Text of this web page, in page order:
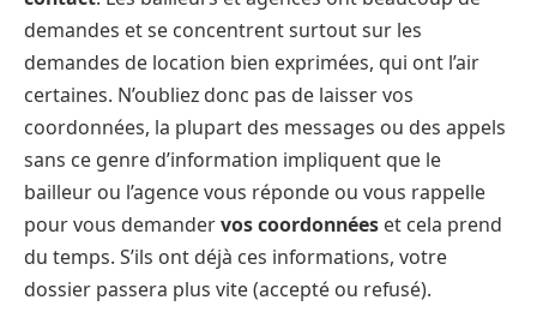
demandes et se concentrent surtout sur les
demandes de location bien exprimées, qui ont l’air
certaines. N’oubliez donc pas de laisser vos
coordonnées, la plupart des messages ou des appels
sans ce genre d’information impliquent que le
bailleur ou l’agence vous réponde ou vous rappelle
pour vous demandervos coordonnées et cela prend
du temps. S’ils ont déjà ces informations, votre
dossier passera plus vite (accepté ou refusé).